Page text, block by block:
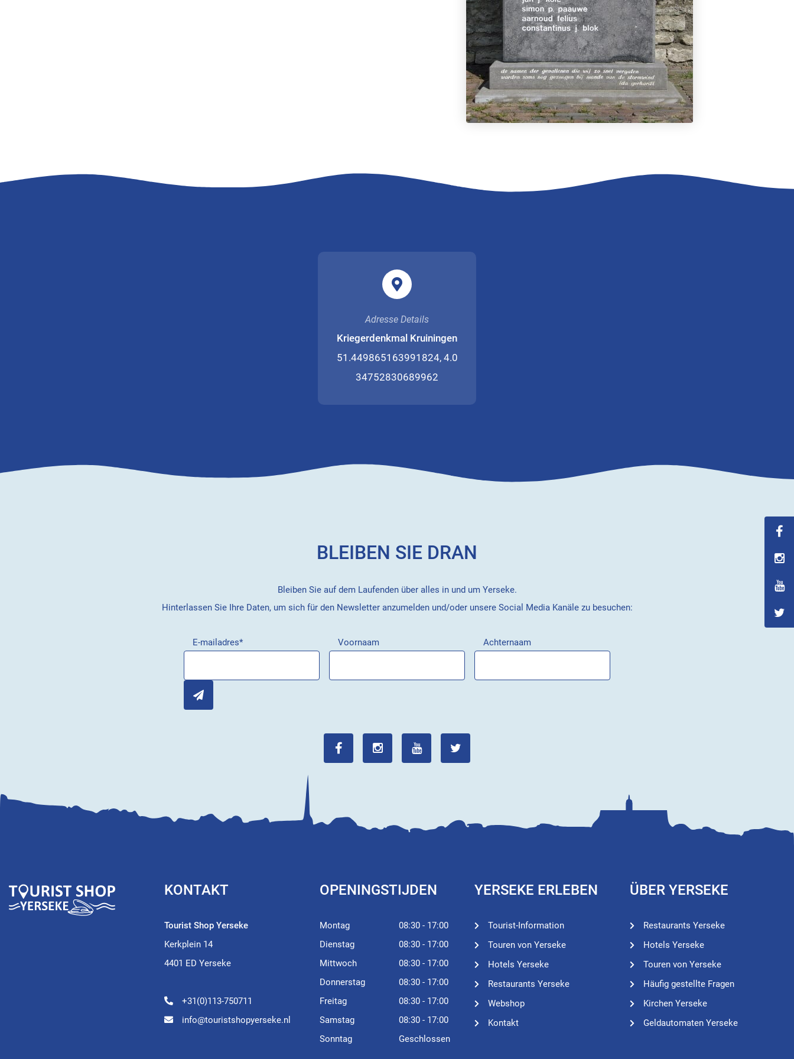
Adresse Details
Kriegerdenkmal Kruiningen
51.449865163991824, 4.0
34752830689962
BLEIBEN SIE DRAN
Bleiben Sie auf dem Laufenden über alles in und um Yerseke.
Hinterlassen Sie Ihre Daten, um sich für den Newsletter anzumelden und/oder unsere Social Media Kanäle zu besuchen:
E-mailadres* Voornaam Achternaam
KONTAKT
Tourist Shop Yerseke
Kerkplein 14
4401 ED Yerseke
+31(0)113-750711
info@touristshopyerseke.nl
OPENINGSTIJDEN
Montag
08:30 - 17:00
Dienstag
08:30 - 17:00
Mittwoch
08:30 - 17:00
Donnerstag
08:30 - 17:00
Freitag
08:30 - 17:00
Samstag
08:30 - 17:00
Sonntag
Geschlossen
YERSEKE ERLEBEN
Tourist-Information
Touren von Yerseke
Hotels Yerseke
Restaurants Yerseke
Webshop
Kontakt
ÜBER YERSEKE
Restaurants Yerseke
Hotels Yerseke
Touren von Yerseke
Häufig gestellte Fragen
Kirchen Yerseke
Geldautomaten Yerseke